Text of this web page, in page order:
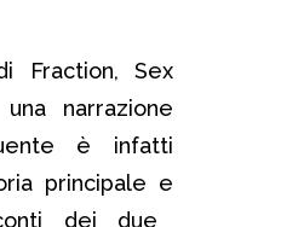
Fraction, Sex
narrazione
è infatti
principale e
dei due